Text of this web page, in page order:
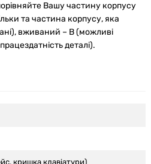
Вашу частину корпусу
та частина корпусу, яка
вживаний – В (можливі
деталі).
кришка клавіатури)